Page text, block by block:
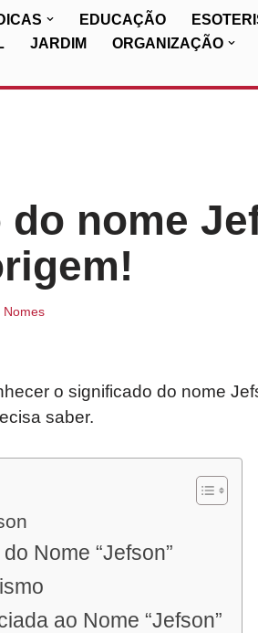
EDUCAÇÃO
JARDIM ORGANIZAÇÃO
nome
Nomes
o significado do nome
saber.
Nome “Jefson”
ao Nome “Jefson”